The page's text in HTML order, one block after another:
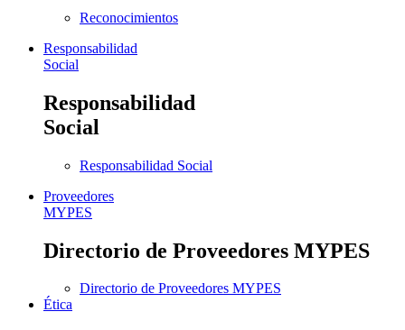
Reconocimientos
Responsabilidad
Social
Responsabilidad
Social
Responsabilidad Social
Proveedores
MYPES
Directorio de Proveedores MYPES
Directorio de Proveedores MYPES
Ética